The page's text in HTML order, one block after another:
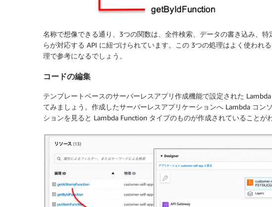
名称で想像できる通り、3つの関数は、全件検索、データの書き込み、
らが対応する API に紐づけられています。この 3つの処理はよく使われ
理で参考になるでしょう。
コードの編集
テンプレートベースのサーバーレスアプリ作成機能で設定された
てみましょう。作成したサーバーレスアプリケーションへ Lambda コン
ションを見ると Lambda Function タイプのものが作成されていることが